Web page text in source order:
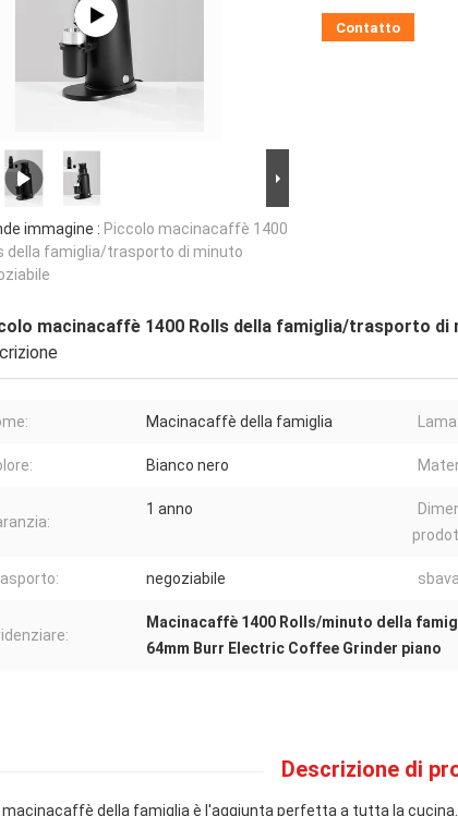
immagine : Piccolo macinacaffè 1400
della famiglia/trasporto di minuto
Contatto
macinacaffè 1400 Rolls della famiglia/trasporto di
Macinacaffè della famiglia
Bianco nero
1 anno
negoziabile
Macinacaffè 1400 Rolls/minuto della
64mm Burr Electric Coffee Grinder piano
Descrizione di
Il macinacaffè della famiglia è l'aggiunta perfetta a tutta la